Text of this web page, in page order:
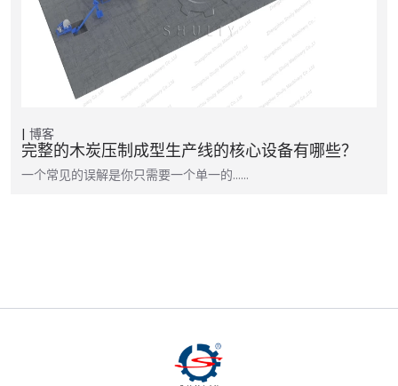
博客
完整的木炭压制成型生产线的核心设备有哪些？
一个常见的误解是你只需要一个单一的……